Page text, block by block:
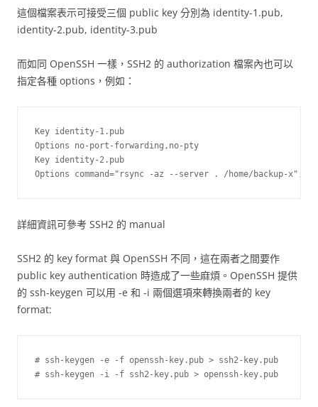
這個檔案表示可接受三個 public key 分別為 identity-1.pub,
identity-2.pub, identity-3.pub
而如同 OpenSSH 一樣，SSH2 的 authorization 檔案內也可以
指定各種 options，例如：
Key identity-1.pub
Options no-port-forwarding,no-pty
Key identity-2.pub
詳細資訊可參考 SSH2 的 manual
SSH2 的 key format 與 OpenSSH 不同，這在兩者之間要作
public key authentication 時造成了一些麻煩。OpenSSH 提供
的 ssh-keygen 可以用 -e 和 -i 兩個選項來轉換兩者的 key
format:
# ssh-keygen -e -f openssh-key.pub > ssh2-key.pub